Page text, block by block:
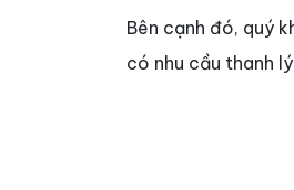
Bên cạnh đó, quý
có nhu cầu thanh